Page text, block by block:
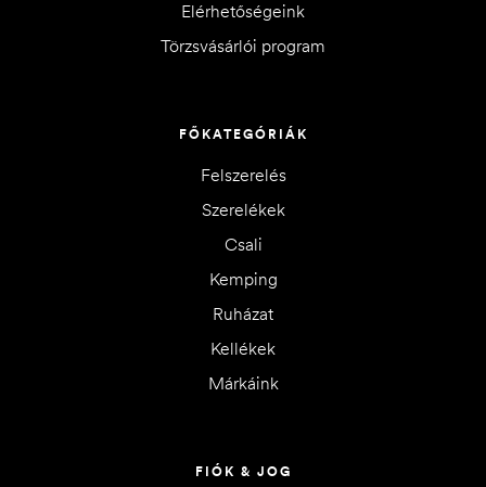
Elérhetőségeink
Törzsvásárlói program
FŐKATEGÓRIÁK
Felszerelés
Szerelékek
Csali
Kemping
Ruházat
Kellékek
Márkáink
FIÓK & JOG